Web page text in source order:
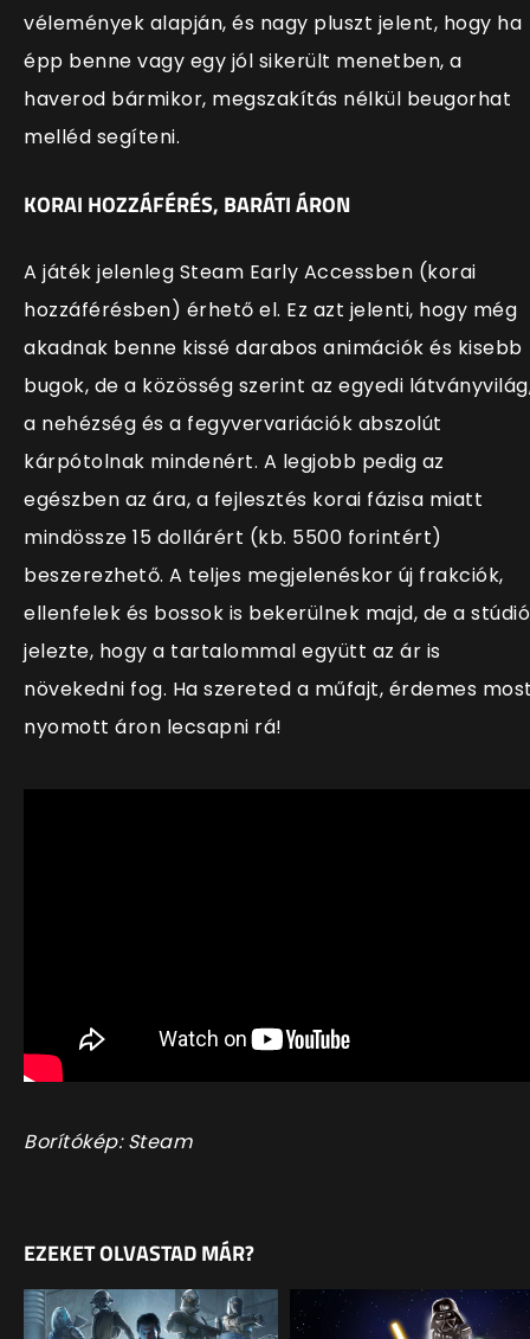
vélemények alapján, és nagy pluszt jelent, hogy ha
épp benne vagy egy jól sikerült menetben, a
haverod bármikor, megszakítás nélkül beugorhat
melléd segíteni.
KORAI HOZZÁFÉRÉS, BARÁTI ÁRON
A játék jelenleg Steam Early Accessben (korai
hozzáférésben) érhető el. Ez azt jelenti, hogy még
akadnak benne kissé darabos animációk és kisebb
bugok, de a közösség szerint az egyedi
a nehézség és a fegyvervariációk abszolút
kárpótolnak mindenért. A legjobb pedig az
egészben az ára, a fejlesztés korai fázisa miatt
mindössze 15 dollárért (kb. 5500 forintért)
beszerezhető. A teljes megjelenéskor új frakciók,
ellenfelek és bossok is bekerülnek majd, de a stúdió
jelezte, hogy a tartalommal együtt az ár is
növekedni fog. Ha szereted a műfajt, érdemes
nyomott áron lecsapni rá!
Borítókép: Steam
EZEKET OLVASTAD MÁR?